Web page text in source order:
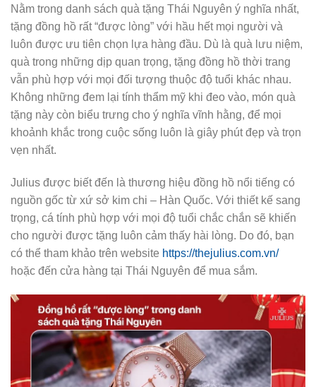
Nằm trong danh sách quà tặng Thái Nguyên ý nghĩa nhất,
tặng đồng hồ rất “được lòng” với hầu hết mọi người và
luôn được ưu tiên chọn lựa hàng đầu. Dù là quà lưu niệm,
quà trong những dịp quan trọng, tặng đồng hồ thời trang
vẫn phù hợp với mọi đối tượng thuộc độ tuổi khác nhau.
Không những đem lại tính thẩm mỹ khi đeo vào, món quà
tặng này còn biểu trưng cho ý nghĩa vĩnh hằng, để mọi
khoảnh khắc trong cuộc sống luôn là giây phút đẹp và trọn
vẹn nhất.
Julius được biết đến là thương hiệu đồng hồ nổi tiếng có
nguồn gốc từ xứ sở kim chi – Hàn Quốc. Với thiết kế sang
trọng, cá tính phù hợp với mọi độ tuổi chắc chắn sẽ khiến
cho người được tặng luôn cảm thấy hài lòng. Do đó, bạn
có thể tham khảo trên website https://thejulius.com.vn/
hoặc đến cửa hàng tại Thái Nguyên để mua sắm.